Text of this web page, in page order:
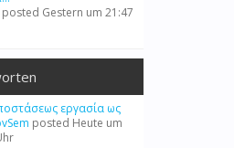
posted Gestern um 21:47
εργασία ως
posted Heute um